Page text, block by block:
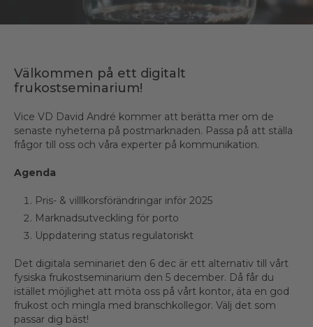
Välkommen på ett digitalt
frukostseminarium!
Vice VD David André kommer att berätta mer om de
senaste nyheterna på postmarknaden. Passa på att ställa
frågor till oss och våra experter på kommunikation.
Agenda
Pris- & villlkorsförändringar inför 2025
Marknadsutveckling för porto
Uppdatering status regulatoriskt
Det digitala seminariet den 6 dec är ett alternativ till vårt
fysiska frukostseminarium den 5 december. Då får du
istället möjlighet att möta oss på vårt kontor, äta en god
frukost och mingla med branschkollegor. Välj det som
passar dig bäst!